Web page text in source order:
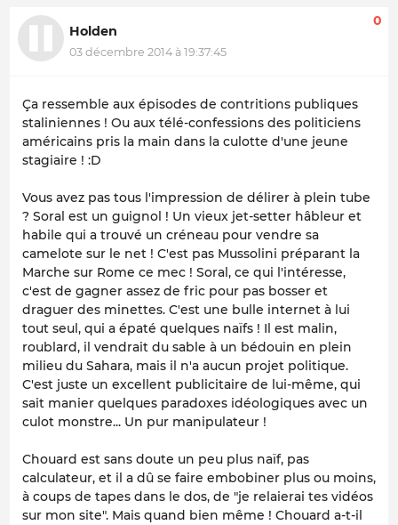
Holden
03 décembre 2014 à 19:37:45
0
Ça ressemble aux épisodes de contritions publiques
staliniennes ! Ou aux télé-confessions des politiciens
américains pris la main dans la culotte d'une jeune
stagiaire ! :D
Vous avez pas tous l'impression de délirer à plein tube
? Soral est un guignol ! Un vieux jet-setter hâbleur et
habile qui a trouvé un créneau pour vendre sa
camelote sur le net ! C'est pas Mussolini préparant la
Marche sur Rome ce mec ! Soral, ce qui l'intéresse,
c'est de gagner assez de fric pour pas bosser et
draguer des minettes. C'est une bulle internet à lui
tout seul, qui a épaté quelques naïfs ! Il est malin,
roublard, il vendrait du sable à un bédouin en plein
milieu du Sahara, mais il n'a aucun projet politique.
C'est juste un excellent publicitaire de lui-même, qui
sait manier quelques paradoxes idéologiques avec un
culot monstre... Un pur manipulateur !
Chouard est sans doute un peu plus naïf, pas
calculateur, et il a dû se faire embobiner plus ou moins,
à coups de tapes dans le dos, de "je relaierai tes vidéos
sur mon site". Mais quand bien même ! Chouard a-t-il